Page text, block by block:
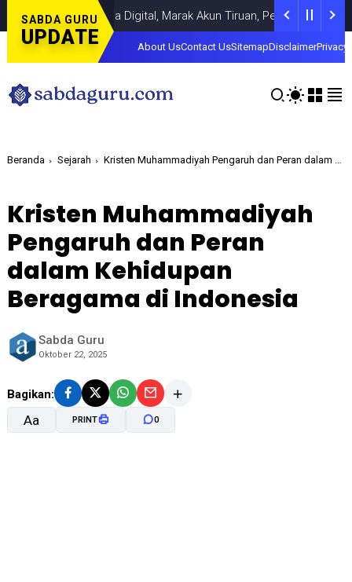
SABDA GURU
UPDATE
di Dunia Digital, Marak Akun Tiruan, Pengelola TikTok
About UsContact UsSitemapDisclaimerPrivacy
Beranda Sejarah Kristen Muhammadiyah Pengaruh dan Peran dalam Kehidupan Beragama di Indonesia
Kristen Muhammadiyah
Pengaruh dan Peran
dalam Kehidupan
Beragama di Indonesia
Sabda Guru
Oktober 22, 2025
Bagikan:
Aa PRINT 0